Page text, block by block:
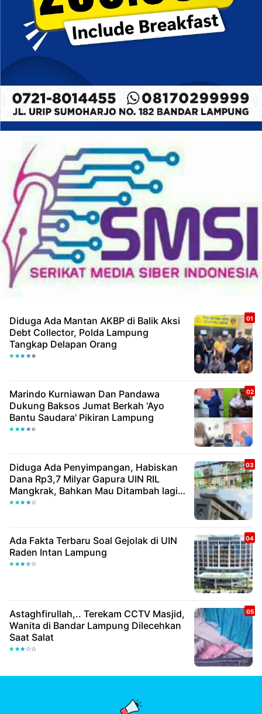
Diduga Ada Mantan AKBP di Balik Aksi
Debt Collector, Polda Lampung
Tangkap Delapan Orang
Marindo Kurniawan Dan Pandawa
Dukung Baksos Jumat Berkah 'Ayo
Bantu Saudara' Pikiran Lampung
Diduga Ada Penyimpangan, Habiskan
Dana Rp3,7 Milyar Gapura UIN RIL
Mangkrak, Bahkan Mau Ditambah lagi 7
Milyar
Ada Fakta Terbaru Soal Gejolak di UIN
Raden Intan Lampung
Astaghfirullah,.. Terekam CCTV Masjid,
Wanita di Bandar Lampung Dilecehkan
Saat Salat